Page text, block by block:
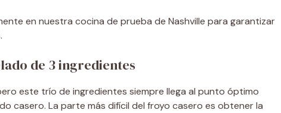
en nuestra cocina de prueba de Nashville para garantizar
de 3 ingredientes
este trío de ingredientes siempre llega al punto óptimo
casero. La parte más difícil del froyo casero es obtener la